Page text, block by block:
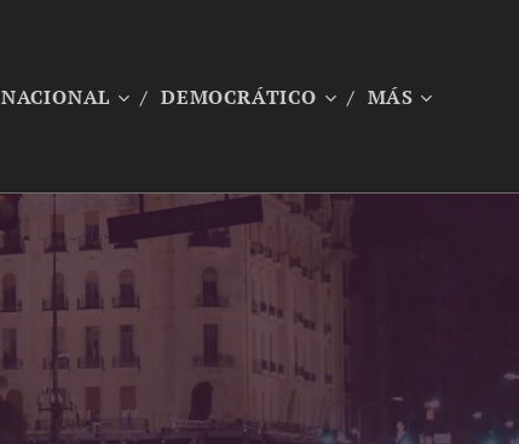
NACIONAL DEMOCRÁTICO MÁS